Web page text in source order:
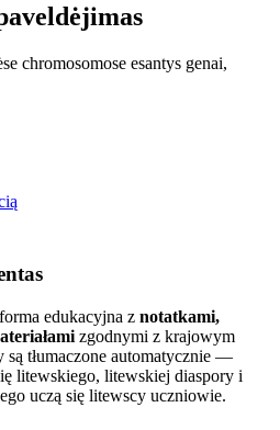
chromosomose esantys genai,
edukacyjna z notatkami,
zgodnymi z krajowym
są tłumaczone automatycznie —
litewskiego, litewskiej diaspory i
uczą się litewscy uczniowie.